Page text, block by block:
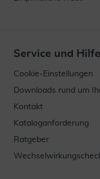
Service und Hilfe
Cookie-Einstellungen
Downloads rund um
Kontakt
Kataloganforderung
Ratgeber